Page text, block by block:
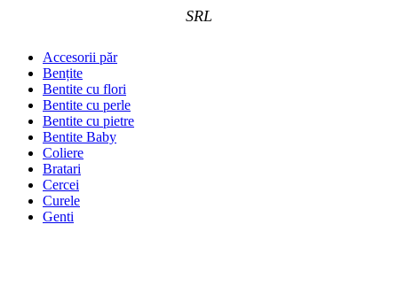
SRL
Accesorii păr
Bențite
Bentite cu flori
Bentite cu perle
Bentite cu pietre
Bentite Baby
Coliere
Bratari
Cercei
Curele
Genti